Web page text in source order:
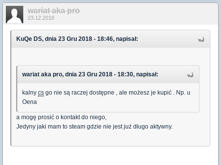
wariat aka pro
23.12.2018
KuQe DS, dnia 23 Gru 2018 - 18:46, napisał:
wariat aka pro, dnia 23 Gru 2018 - 18:30, napisał:
kalny cs go nie są raczej dostępne , ale możesz je kupić . Np. u
Oena
a mogę prosić o kontakt do niego,
Jedyny jaki mam to steam gdzie nie jest już długo aktywny.